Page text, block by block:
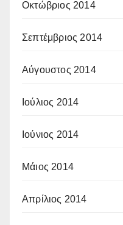
Οκτώβριος 2014
Σεπτέμβριος 2014
Αύγουστος 2014
Ιούλιος 2014
Ιούνιος 2014
Μάιος 2014
Απρίλιος 2014